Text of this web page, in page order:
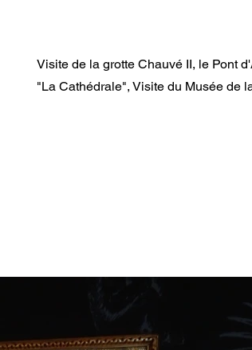
Visite de la grotte Chauvé II, le Pont
"La Cathédrale", Visite du Musée de